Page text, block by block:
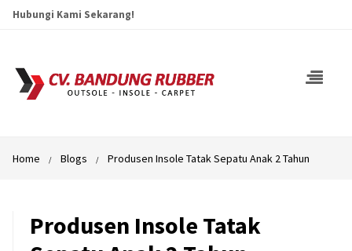
Hubungi Kami Sekarang!
Home Blogs Produsen Insole Tatak Sepatu Anak 2 Tahun
Produsen Insole Tatak